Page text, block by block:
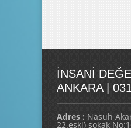
İNSANI
ANKARA |
Adres : Nasuh
22.eski) sokak